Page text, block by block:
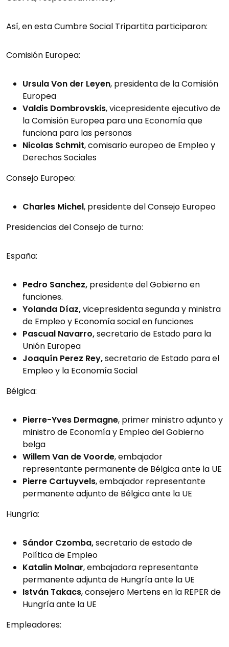
Así, en esta Cumbre Social Tripartita participaron:
Comisión Europea:
Ursula Von der Leyen, presidenta de la Comisión
Europea
Valdis Dombrovskis, vicepresidente ejecutivo de
la Comisión Europea para una Economía que
funciona para las personas
Nicolas Schmit, comisario europeo de Empleo y
Derechos Sociales
Consejo Europeo:
Charles Michel, presidente del Consejo Europeo
Presidencias del Consejo de turno:
España:
Pedro Sanchez, presidente del Gobierno en
funciones.
Yolanda Díaz,vicepresidenta segunda y ministra
de Empleo y Economía social en funciones
Pascual Navarro,secretario de Estado para la
Unión Europea
Joaquín Perez Rey,secretario de Estado para el
Empleo y la Economía Social
Bélgica:
Pierre-Yves Dermagne, primer ministro adjunto y
ministro de Economía y Empleo del Gobierno
belga
Willem Van de Voorde, embajador
representante permanente de Bélgica ante la UE
Pierre Cartuyvels, embajador representante
permanente adjunto de Bélgica ante la UE
Hungría:
Sándor Czomba,secretario de estado de
Política de Empleo
Katalin Molnar, embajadora representante
permanente adjunta de Hungría ante la UE
István Takacs, consejero Mertens en la REPER de
Hungría ante la UE
Empleadores: